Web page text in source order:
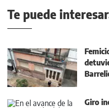
Te puede
Giro